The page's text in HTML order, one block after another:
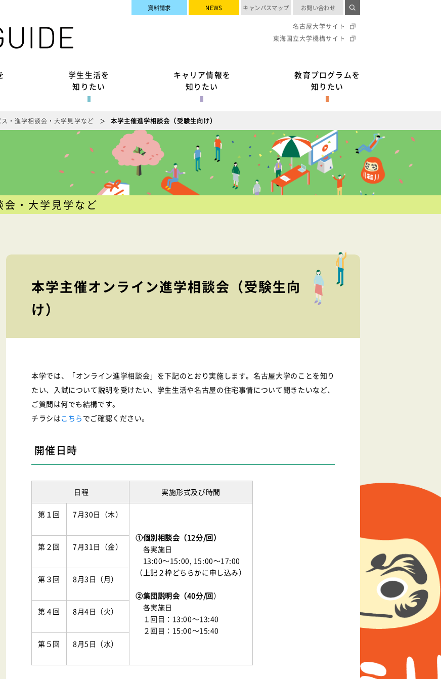
学生生活を
知りたい
キャリア情報を
知りたい
教育プログラムを
知りたい
資料請求 NEWS キャンパスマップ お問い合わせ
名古屋大学サイト
東海国立大学機構サイト
・進学相談会・大学見学など 本学主催進学相談会（受験生向け）
・大学見学など
本学主催オンライン進学相談会（受験生向
け）
本学では、「オンライン進学相談会」を下記のとおり実施します。名古屋大学のことを知り
たい、入試について説明を受けたい、学生生活や名古屋の住宅事情について聞きたいなど、
ご質問は何でも結構です。
チラシはこちら でご確認ください。
開催日時
日程 実施形式及び時間
第１回 7月30日（木）
①個別相談会（12分/回）
各実施日
13:00～15:00, 15:00～17:00
（上記２枠どちらかに申し込み）
②集団説明会（40分/回）
各実施日
１回目：13:00～13:40
２回目：15:00～15:40
第２回 7月31日（金）
第３回 8月3日（月）
第４回 8月4日（火）
第５回 8月5日（水）